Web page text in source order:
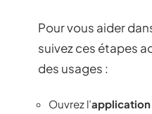
Pour vous aider
suivez ces étapes
des usages :
Ouvrez l’application